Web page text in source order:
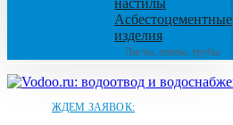
Асбестоцементные
изделия
Листы, плиты, трубы
ЖДЕМ ЗАЯВОК: